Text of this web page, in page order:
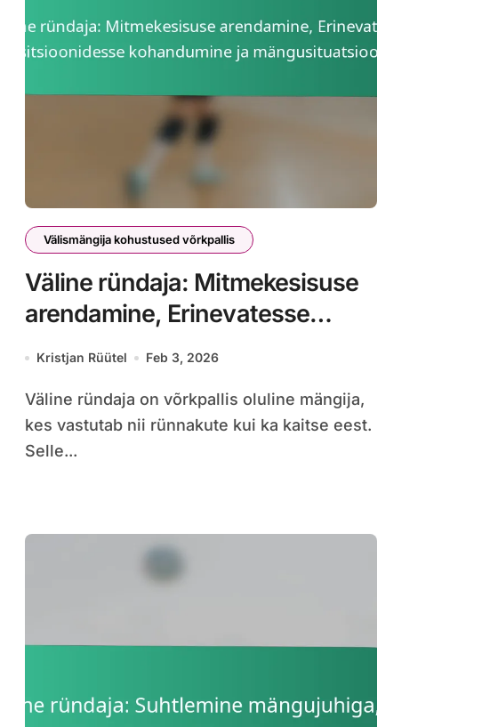
Välismängija kohustused võrkpallis
Väline ründaja: Mitmekesisuse
arendamine, Erinevatesse
positsioonidesse kohandumine
Kristjan Rüütel Feb 3, 2026
Väline ründaja on võrkpallis oluline mängija,
kes vastutab nii rünnakute kui ka kaitse eest.
Selle...